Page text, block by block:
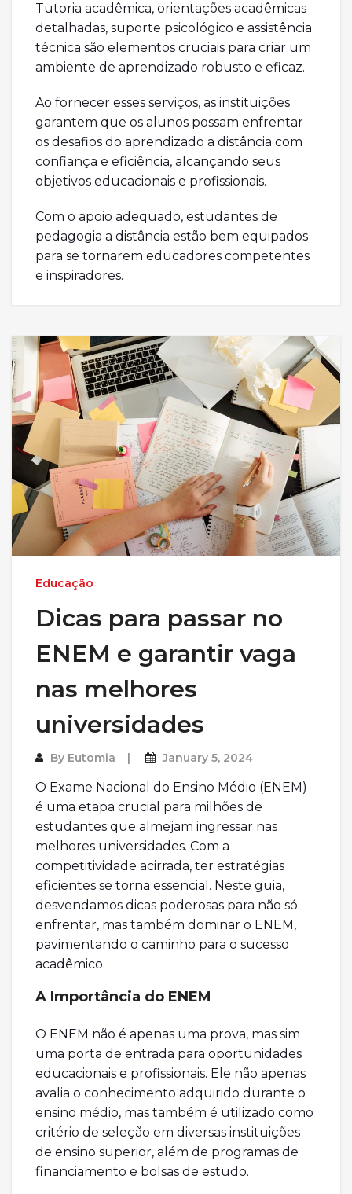
Tutoria acadêmica, orientações acadêmicas
detalhadas, suporte psicológico e assistência
técnica são elementos cruciais para criar um
ambiente de aprendizado robusto e eficaz.
Ao fornecer esses serviços, as instituições
garantem que os alunos possam enfrentar
os desafios do aprendizado a distância com
confiança e eficiência, alcançando seus
objetivos educacionais e profissionais.
Com o apoio adequado, estudantes de
pedagogia a distância estão bem equipados
para se tornarem educadores competentes
e inspiradores.
Educação
Dicas para passar no
ENEM e garantir vaga
nas melhores
universidades
By Eutomia January 5, 2024
O Exame Nacional do Ensino Médio (ENEM)
é uma etapa crucial para milhões de
estudantes que almejam ingressar nas
melhores universidades. Com a
competitividade acirrada, ter estratégias
eficientes se torna essencial. Neste guia,
desvendamos dicas poderosas para não só
enfrentar, mas também dominar o ENEM,
pavimentando o caminho para o sucesso
acadêmico.
A Importância do ENEM
O ENEM não é apenas uma prova, mas sim
uma porta de entrada para oportunidades
educacionais e profissionais. Ele não apenas
avalia o conhecimento adquirido durante o
ensino médio, mas também é utilizado como
critério de seleção em diversas instituições
de ensino superior, além de programas de
financiamento e bolsas de estudo.